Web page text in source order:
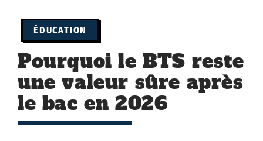
ÉDUCATION
Pourquoi le BTS reste
une valeur sûre après
le bac en 2026